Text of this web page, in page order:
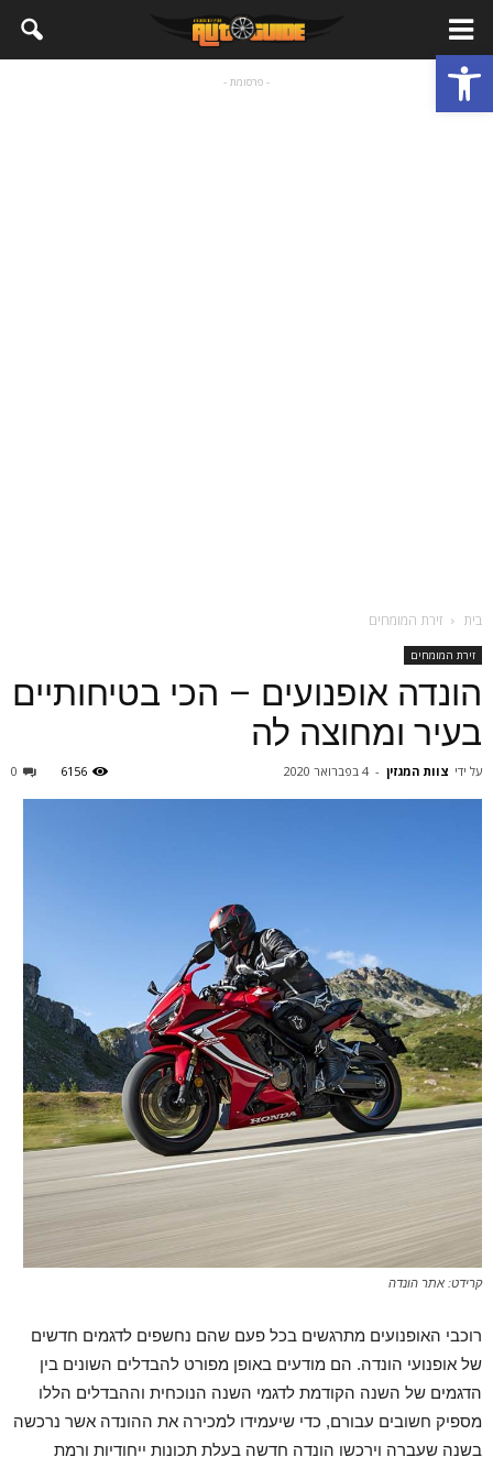
פתח סרגל נגישות - פרסומת -
בית זירת המומחים
זירת המומחים
הונדה אופנועים – הכי בטיחותיים
בעיר ומחוצה לה
על ידי צוות המגזין - 4 בפברואר 2020 0 6156
קרידט: אתר הונדה
רוכבי האופנועים מתרגשים בכל פעם שהם נחשפים לדגמים חדשים
של אופנועי הונדה. הם מודעים באופן מפורט להבדלים השונים בין
הדגמים של השנה הקודמת לדגמי השנה הנוכחית וההבדלים הללו
מספיק חשובים עבורם, כדי שיעמידו למכירה את ההונדה אשר נרכשה
בשנה שעברה וירכשו הונדה חדשה בעלת תכונות ייחודיות ורמת